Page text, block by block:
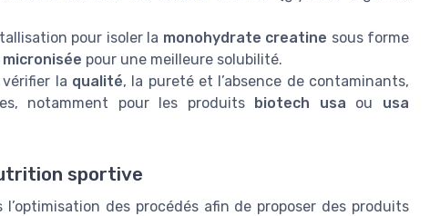
pour isoler la monohydrate creatine sous forme
pour une meilleure solubilité.
vérifier la qualité, la pureté et l’absence de contaminants,
notamment pour les produits
biotech usa ou usa
sportive
des procédés afin de proposer des produits